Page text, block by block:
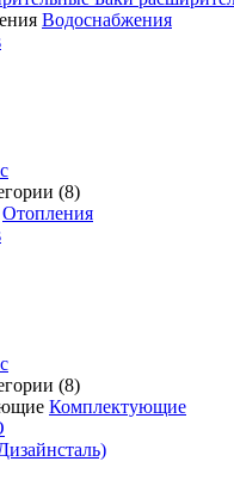
Водоснабжения
(8)
Отопления
(8)
Комплектующие